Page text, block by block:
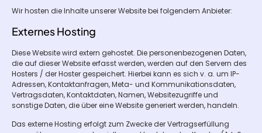
Wir hosten die Inhalte unserer Website bei folgendem Anbieter:
Externes Hosting
Diese Website wird extern gehostet. Die personenbezogenen Daten,
die auf dieser Website erfasst werden, werden auf den Servern des
Hosters / der Hoster gespeichert. Hierbei kann es sich v. a. um IP-
Adressen, Kontaktanfragen, Meta- und Kommunikationsdaten,
Vertragsdaten, Kontaktdaten, Namen, Websitezugriffe und
sonstige Daten, die über eine Website generiert werden, handeln.
Das externe Hosting erfolgt zum Zwecke der Vertragserfüllung